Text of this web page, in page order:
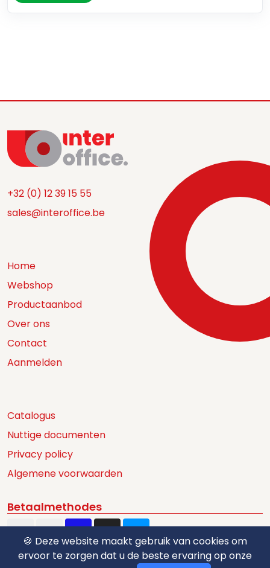
+32 (0) 12 39 15 55
sales@interoffice.be
Home
Webshop
Productaanbod
Over ons
Contact
Aanmelden
Catalogus
Nuttige documenten
Privacy policy
Algemene voorwaarden
Betaalmethodes
🍪 Deze website maakt gebruik van cookies om
ervoor te zorgen dat u de beste ervaring op onze